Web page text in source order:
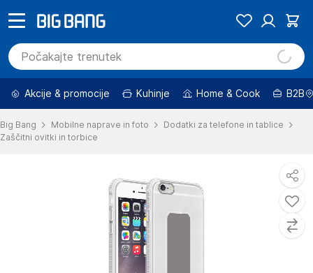
Akcije & promocije Kuhinje Home & Cook B2B
Big Bang Mobilne naprave in foto
Dodatki za telefone in tablice
Zaščitni ovitki in torbice